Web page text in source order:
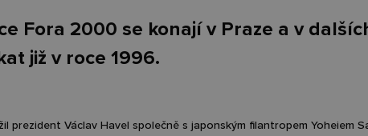
Fora 2000 se konají v Praze a v
již v roce 1996.
prezident Václav Havel společně s japonským filantropem Yoheiem